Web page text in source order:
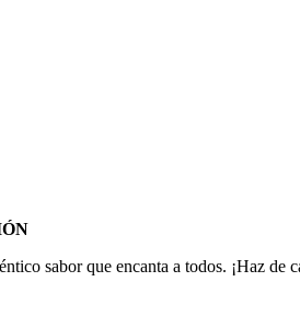
sabor que encanta a todos. ¡Haz de